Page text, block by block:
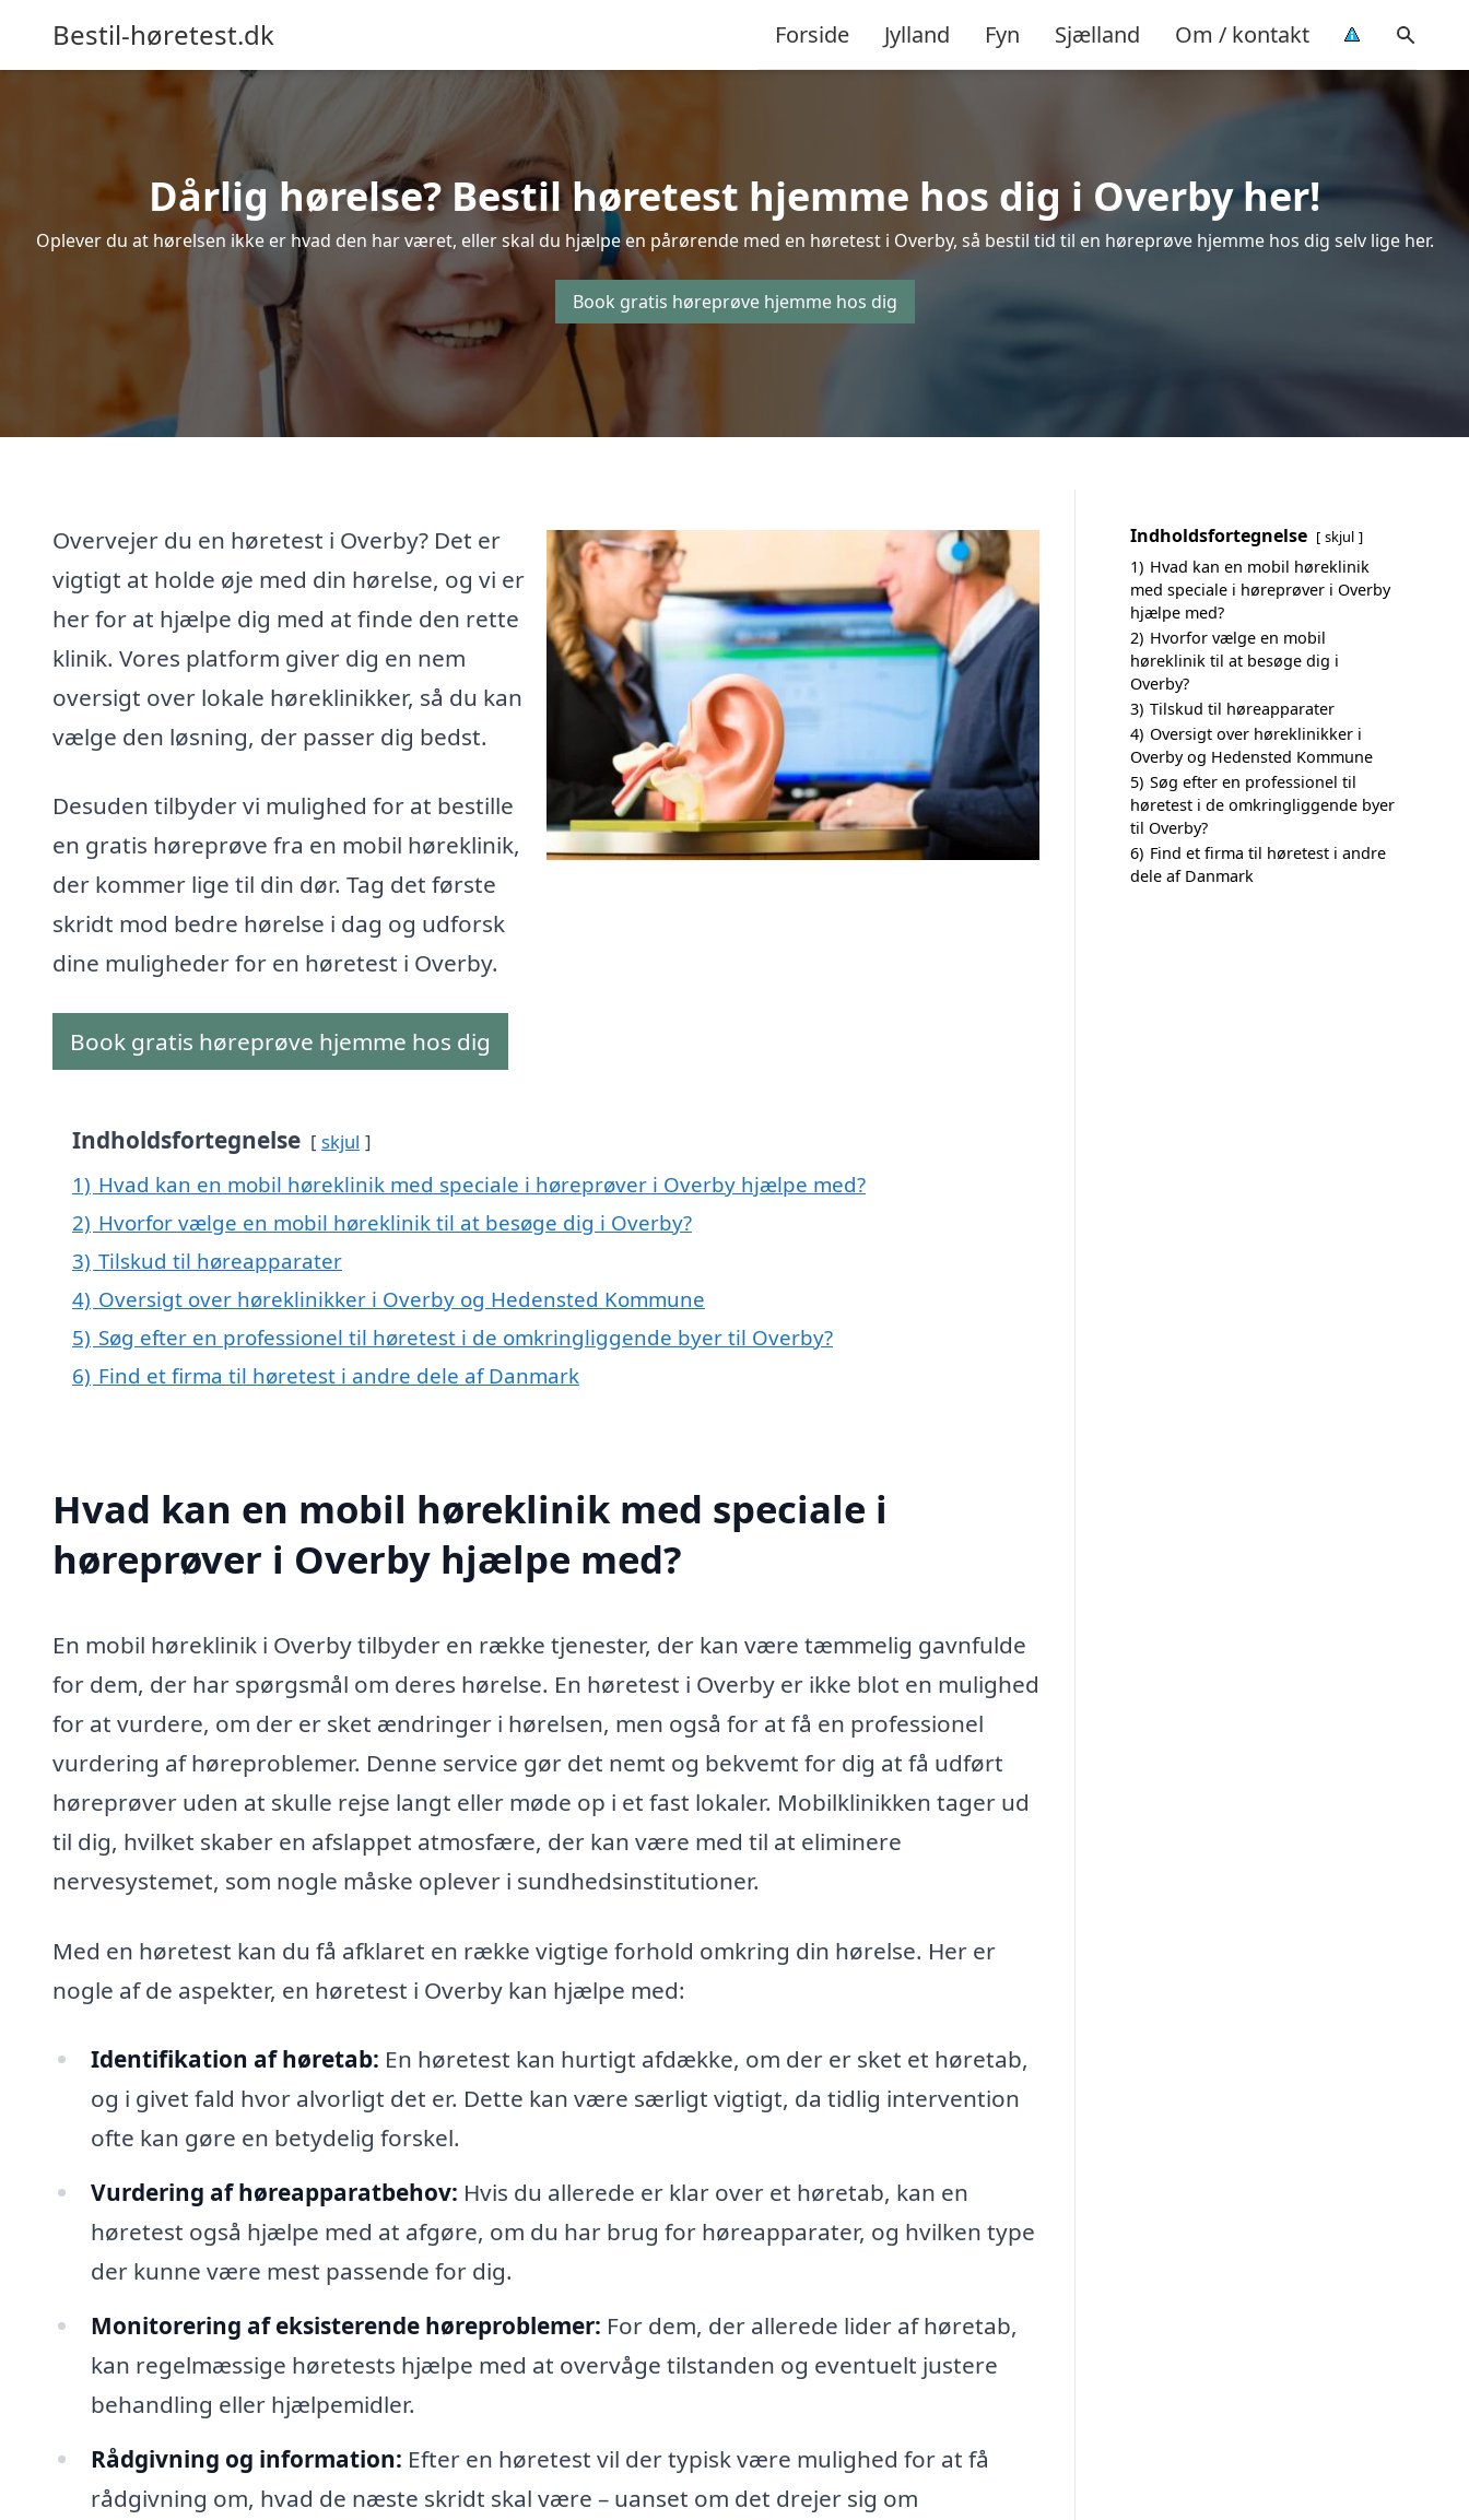
Bestil-høretest.dk Forside Jylland Fyn Sjælland Om / kontakt
Dårlig hørelse? Bestil høretest hjemme hos dig i Overby her!
Oplever du at hørelsen ikke er hvad den har været, eller skal du hjælpe en pårørende med en høretest i Overby, så bestil tid til en høreprøve hjemme hos dig selv lige her.
Book gratis høreprøve hjemme hos dig
Overvejer du en høretest i Overby? Det er
vigtigt at holde øje med din hørelse, og vi er
her for at hjælpe dig med at finde den rette
klinik. Vores platform giver dig en nem
oversigt over lokale høreklinikker, så du kan
vælge den løsning, der passer dig bedst.
Desuden tilbyder vi mulighed for at bestille
en gratis høreprøve fra en mobil høreklinik,
der kommer lige til din dør. Tag det første
skridt mod bedre hørelse i dag og udforsk
dine muligheder for en høretest i Overby.
Book gratis høreprøve hjemme hos dig
Indholdsfortegnelse skjul
1) Hvad kan en mobil høreklinik med speciale i høreprøver i Overby hjælpe med?
2) Hvorfor vælge en mobil høreklinik til at besøge dig i Overby?
3) Tilskud til høreapparater
4) Oversigt over høreklinikker i Overby og Hedensted Kommune
5) Søg efter en professionel til høretest i de omkringliggende byer til Overby?
6) Find et firma til høretest i andre dele af Danmark
Hvad kan en mobil høreklinik med speciale i
høreprøver i Overby hjælpe med?
En mobil høreklinik i Overby tilbyder en række tjenester, der kan være tæmmelig gavnfulde
for dem, der har spørgsmål om deres hørelse. En høretest i Overby er ikke blot en mulighed
for at vurdere, om der er sket ændringer i hørelsen, men også for at få en professionel
vurdering af høreproblemer. Denne service gør det nemt og bekvemt for dig at få udført
høreprøver uden at skulle rejse langt eller møde op i et fast lokaler. Mobilklinikken tager ud
til dig, hvilket skaber en afslappet atmosfære, der kan være med til at eliminere
nervesystemet, som nogle måske oplever i sundhedsinstitutioner.
Med en høretest kan du få afklaret en række vigtige forhold omkring din hørelse. Her er
nogle af de aspekter, en høretest i Overby kan hjælpe med:
Identifikation af høretab: En høretest kan hurtigt afdække, om der er sket et høretab,
og i givet fald hvor alvorligt det er. Dette kan være særligt vigtigt, da tidlig intervention
ofte kan gøre en betydelig forskel.
Vurdering af høreapparatbehov: Hvis du allerede er klar over et høretab, kan en
høretest også hjælpe med at afgøre, om du har brug for høreapparater, og hvilken type
der kunne være mest passende for dig.
Monitorering af eksisterende høreproblemer: For dem, der allerede lider af høretab,
kan regelmæssige høretests hjælpe med at overvåge tilstanden og eventuelt justere
behandling eller hjælpemidler.
Rådgivning og information: Efter en høretest vil der typisk være mulighed for at få
rådgivning om, hvad de næste skridt skal være – uanset om det drejer sig om
Indholdsfortegnelse skjul
1) Hvad kan en mobil høreklinik
med speciale i høreprøver i Overby
hjælpe med?
2) Hvorfor vælge en mobil
høreklinik til at besøge dig i
Overby?
3) Tilskud til høreapparater
4) Oversigt over høreklinikker i
Overby og Hedensted Kommune
5) Søg efter en professionel til
høretest i de omkringliggende byer
til Overby?
6) Find et firma til høretest i andre
dele af Danmark